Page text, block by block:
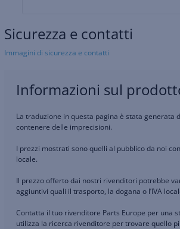
Sicurezza e contatti
Immagini di sicurezza e contatti
Informazioni sul
La traduzione in questa pagina è stata generata
contenere delle imprecisioni.
I prezzi mostrati sono quelli al pubblico da noi
locale.
Il prezzo offerto dai nostri rivenditori potrebbe
aggiuntivi quali il trasporto, la dogana o l’IVA
Contatta il tuo rivenditore Parts Europe per una
utilizza la ricerca rivenditore per trovare quello